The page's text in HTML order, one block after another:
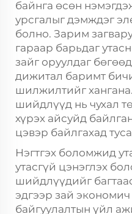
байнга өсөн
урсгалыг дэмждэг
болно. Зарим
гараар барьдаг
зайг оруулдаг
дижитал баримт
шилжилтийг
шийдлүүд нь чухал
хүрэх айсуйд
цэвэр байлгахад
Нэгтгэх боломжид
утасгүй цэнэглэх
шийдлүүдийг
эдгээр зай
байгуулалтын үйл